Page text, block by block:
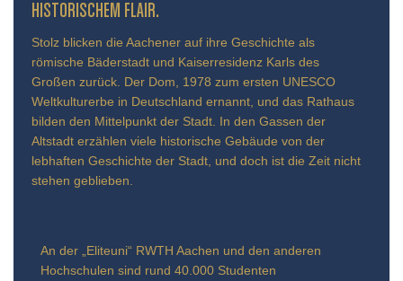
TORISCHEM FLAIR.
Stolz blicken die Aachener auf ihre Geschichte als
römische Bäderstadt und Kaiserresidenz Karls des
Großen zurück. Der Dom, 1978 zum ersten UNESCO
Weltkulturerbe in Deutschland ernannt, und das Rathaus
bilden den Mittelpunkt der Stadt. In den Gassen der
Altstadt erzählen viele historische Gebäude von der
lebhaften Geschichte der Stadt, und doch ist die Zeit nicht
stehen geblieben.
An der „Eliteuni“ RWTH Aachen und den anderen
Hochschulen sind rund 40.000 Studenten